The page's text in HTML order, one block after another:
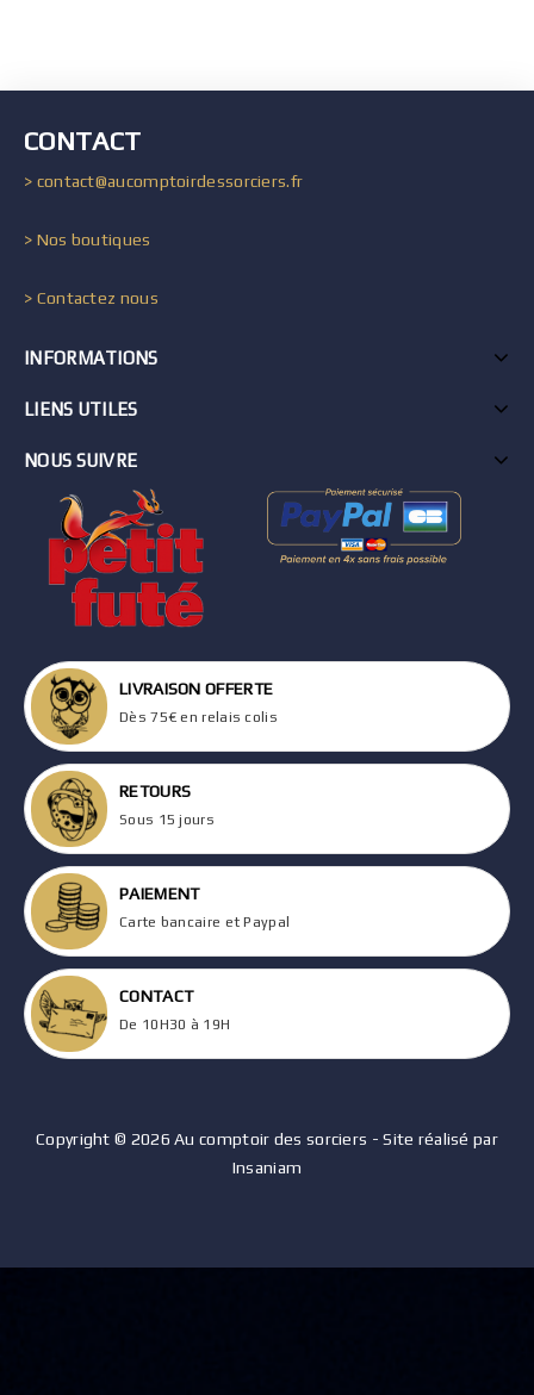
CONTACT
> contact@aucomptoirdessorciers.fr
> Nos boutiques
> Contactez nous
INFORMATIONS
LIENS UTILES
NOUS SUIVRE
LIVRAISON OFFERTE
Dès 75€ en relais colis
RETOURS
Sous 15 jours
PAIEMENT
Carte bancaire et Paypal
CONTACT
De 10H30 à 19H
Copyright © 2026 Au comptoir des sorciers - Site réalisé par
Insaniam